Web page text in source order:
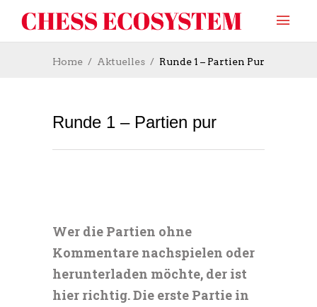
Home Aktuelles Runde 1 – Partien Pur
Runde 1 – Partien pur
Wer die Partien ohne
Kommentare nachspielen oder
herunterladen möchte, der ist
hier richtig. Die erste Partie in